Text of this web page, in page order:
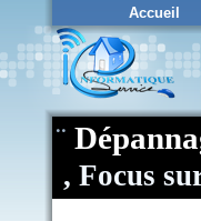
Accueil
¨
, Focus